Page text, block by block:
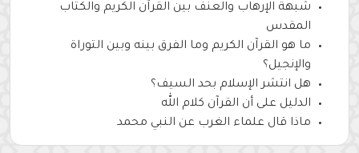
شبهة الإرهاب والعنف بين القرآن الكريم والكتاب
المقدس
ما هو القرآن الكريم وما الفرق بينه وبين التوراة
والإنجيل؟
هل انتشر الإسلام بحد السيف؟
الدليل على أن القرآن كلام الله
ماذا قال علماء الغرب عن النبي محمد